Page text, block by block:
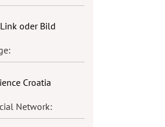
Network: